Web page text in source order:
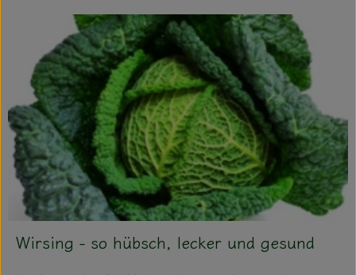
Wirsing - so hübsch, lecker und gesund